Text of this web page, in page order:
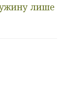
лише